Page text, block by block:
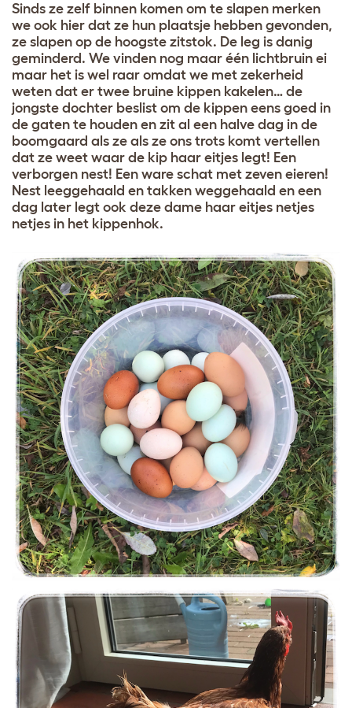
Sinds ze zelf binnen komen om te slapen merken
we ook hier dat ze hun plaatsje hebben gevonden,
ze slapen op de hoogste zitstok. De leg is danig
geminderd. We vinden nog maar één lichtbruin ei
maar het is wel raar omdat we met zekerheid
weten dat er twee bruine kippen kakelen… de
jongste dochter beslist om de kippen eens goed in
de gaten te houden en zit al een halve dag in de
boomgaard als ze als ze ons trots komt vertellen
dat ze weet waar de kip haar eitjes legt! Een
verborgen nest! Een ware schat met zeven eieren!
Nest leeggehaald en takken weggehaald en een
dag later legt ook deze dame haar eitjes netjes
netjes in het kippenhok.